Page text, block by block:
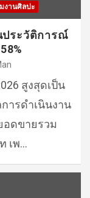
งานศิลปะ
ประวัติการณ์
สูงสุดเป็น
ารดำเนินงาน
อดขายรวม
เพ…